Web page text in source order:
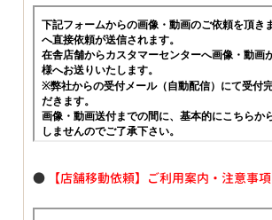
● 【店舗移動依頼】ご利用案内・注意事項